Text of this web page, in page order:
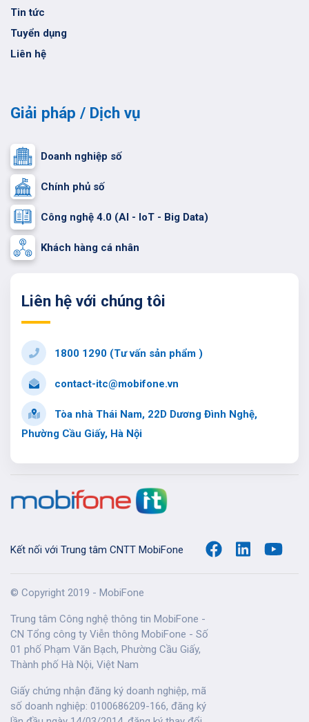
Tin tức
Tuyển dụng
Liên hệ
Giải pháp / Dịch vụ
Doanh nghiệp số
Chính phủ số
Công nghệ 4.0 (AI - IoT - Big Data)
Khách hàng cá nhân
Liên hệ với chúng tôi
1800 1290 (Tư vấn sản phẩm )
contact-itc@mobifone.vn
Tòa nhà Thái Nam, 22D Dương Đình Nghệ,
Phường Cầu Giấy, Hà Nội
Kết nối với Trung tâm CNTT MobiFone
© Copyright 2019 - MobiFone
Trung tâm Công nghệ thông tin MobiFone -
CN Tổng công ty Viễn thông MobiFone - Số
01 phố Phạm Văn Bạch, Phường Cầu Giấy,
Thành phố Hà Nội, Việt Nam
Giấy chứng nhận đăng ký doanh nghiệp, mã
số doanh nghiệp: 0100686209-166, đăng ký